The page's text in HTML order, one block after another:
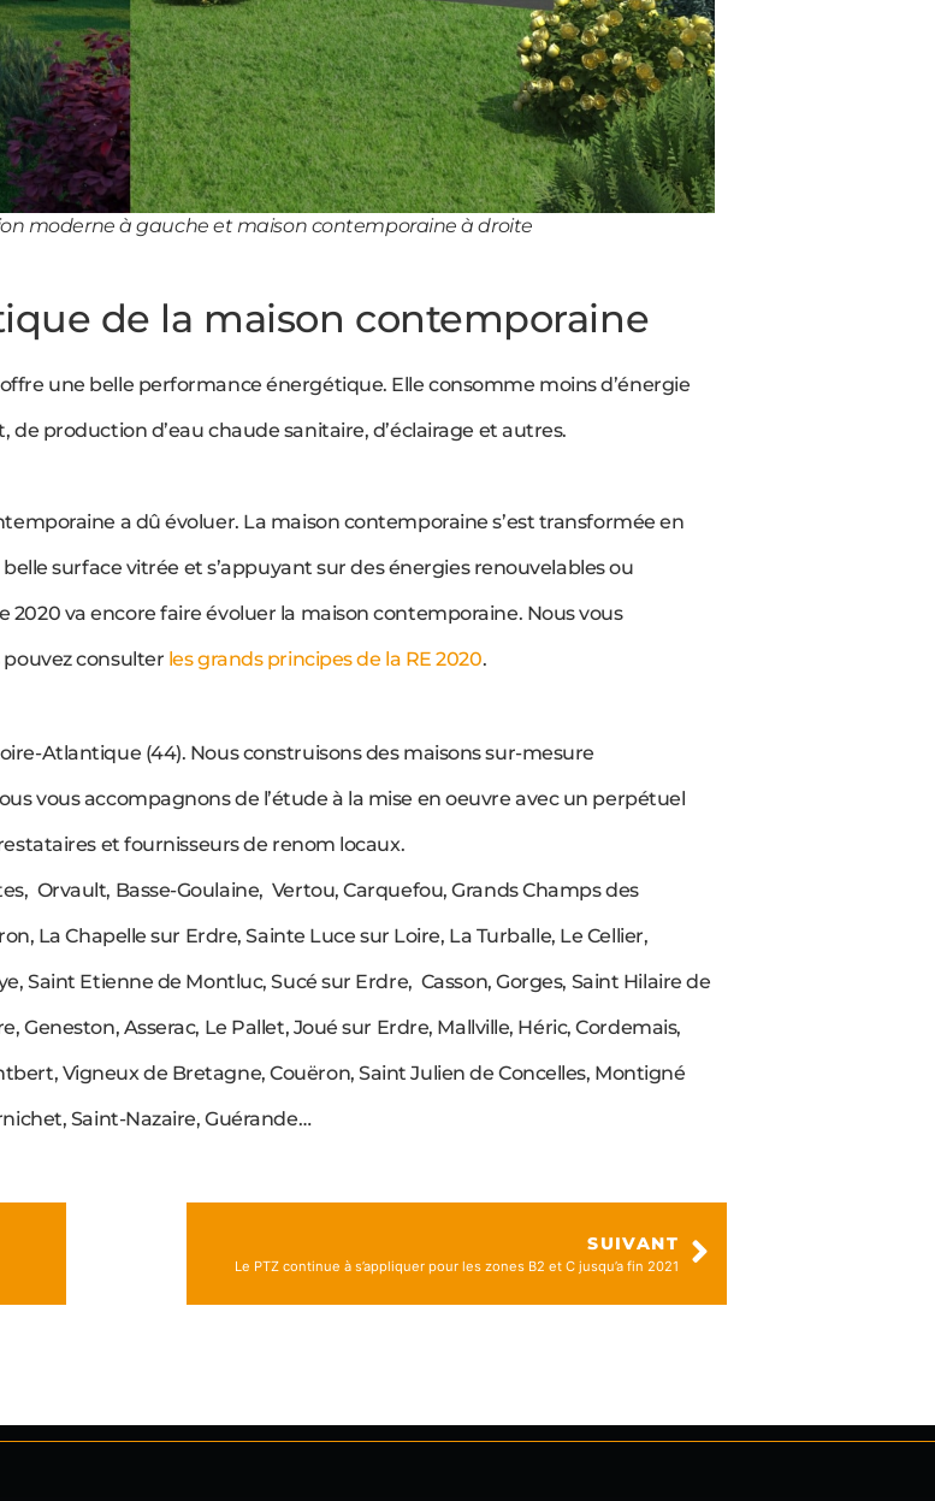
moderne à gauche et maison contemporaine à droite
de la maison contemporaine
une belle performance énergétique. Elle consomme moins d’énergie
production d’eau chaude sanitaire, d’éclairage et autres.
a dû évoluer. La maison contemporaine s’est transformée en
surface vitrée et s’appuyant sur des énergies renouvelables ou
va encore faire évoluer la maison contemporaine. Nous vous
consulter les grands principes de la RE 2020.
Atlantique (44). Nous construisons des maisons sur-mesure
vous accompagnons de l’étude à la mise en oeuvre avec un perpétuel
et fournisseurs de renom locaux.
Orvault, Basse-Goulaine, Vertou, Carquefou, Grands Champs des
La Chapelle sur Erdre, Sainte Luce sur Loire, La Turballe, Le Cellier,
Saint Etienne de Montluc, Sucé sur Erdre, Casson, Gorges, Saint Hilaire de
Geneston, Asserac, Le Pallet, Joué sur Erdre, Mallville, Héric, Cordemais,
Vigneux de Bretagne, Couëron, Saint Julien de Concelles, Montigné
Saint-Nazaire, Guérande…
SUIVANT
Le PTZ continue à s’appliquer pour les zones B2 et C jusqu’a fin 2021